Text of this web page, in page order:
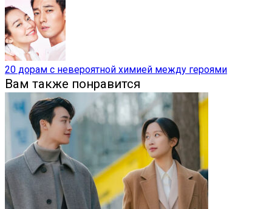
20 дорам с невероятной химией между героями
Вам также понравится